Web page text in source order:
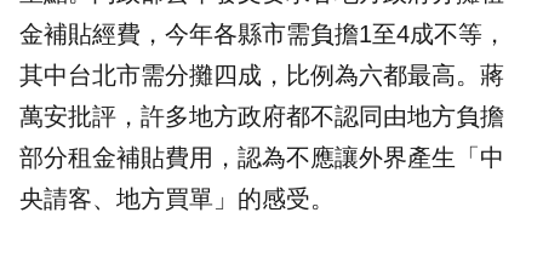
金補貼經費，今年各縣市需負擔1至4成不等，
其中台北市需分攤四成，比例為六都最高。蔣
萬安批評，許多地方政府都不認同由地方負擔
部分租金補貼費用，認為不應讓外界產生「中
央請客、地方買單」的感受。